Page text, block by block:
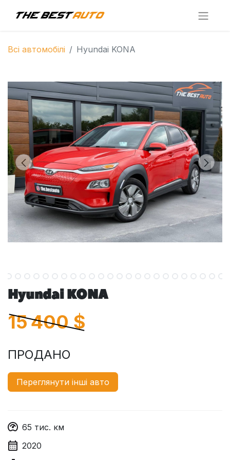
Всі автомобілі Hyundai KONA
Hyundai KONA
15 400$
ПРОДАНО
Переглянути інші авто
65 тис. км
2020